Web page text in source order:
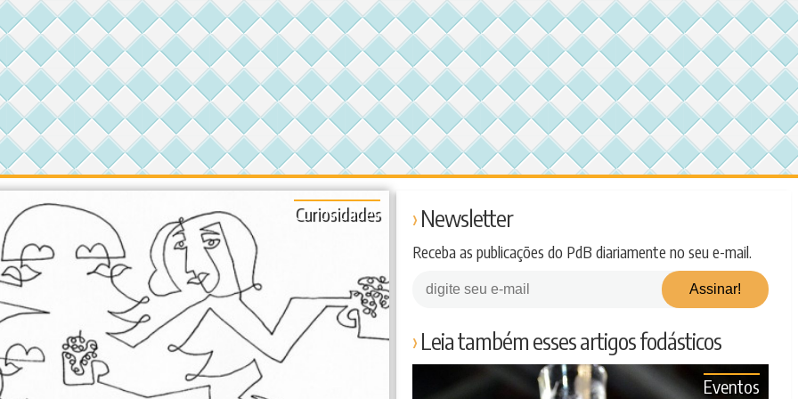
Curiosidades Newsletter
Receba as publicações do PdB diariamente no seu e-mail.
Leia também esses artigos fodásticos
Eventos